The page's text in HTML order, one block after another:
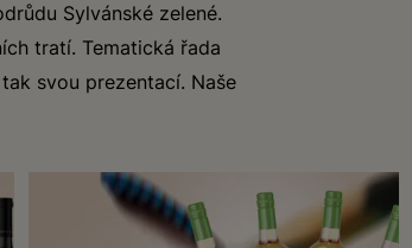
Sylvánské zelené.
tratí. Tematická řada
svou prezentací. Naše